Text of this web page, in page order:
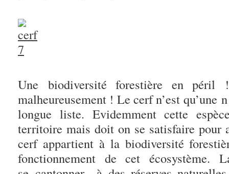
Une biodiversité forestière en
malheureusement ! Le cerf n’est qu’une
longue liste. Evidemment cette
territoire mais doit on se satisfaire pour
cerf appartient à la biodiversité
fonctionnement de cet écosystème.